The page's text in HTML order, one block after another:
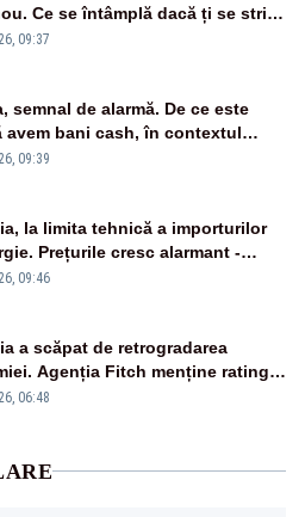
Ce se întâmplă dacă ți se strică
09:37
semnal de alarmă. De ce este
avem bani cash, în contextul
09:39
la limita tehnică a importurilor
Prețurile cresc alarmant -
Realitatea Plus
09:46
a scăpat de retrogradarea
Agenția Fitch menține ratingul
cu perspectivă negativă
06:48